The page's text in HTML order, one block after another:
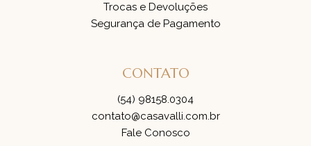
Trocas e Devoluções
Segurança de Pagamento
CONTATO
(54) 98158.0304
contato@casavalli.com.br
Fale Conosco